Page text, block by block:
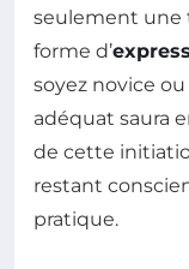
seulement une
forme d’
soyez novice
adéquat saura
de cette
restant
pratique.